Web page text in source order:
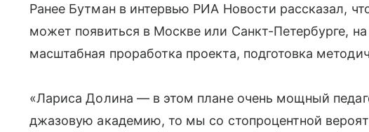
Ранее Бутман в интервью РИА Новости рассказал,
может появиться в Москве или Санкт-Петербурге,
масштабная проработка проекта, подготовка
«Лариса Долина — в этом плане очень мощный
джазовую академию, то мы со стопроцентной